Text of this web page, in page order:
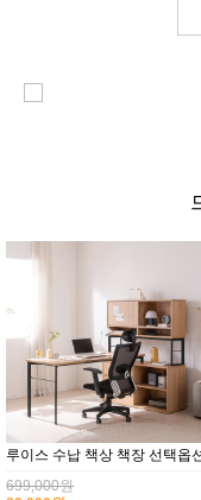
선택옵션
카라 코너 책상 [